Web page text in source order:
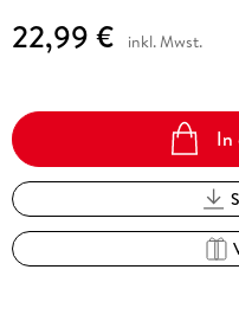
22,99 € inkl. Mwst.
In